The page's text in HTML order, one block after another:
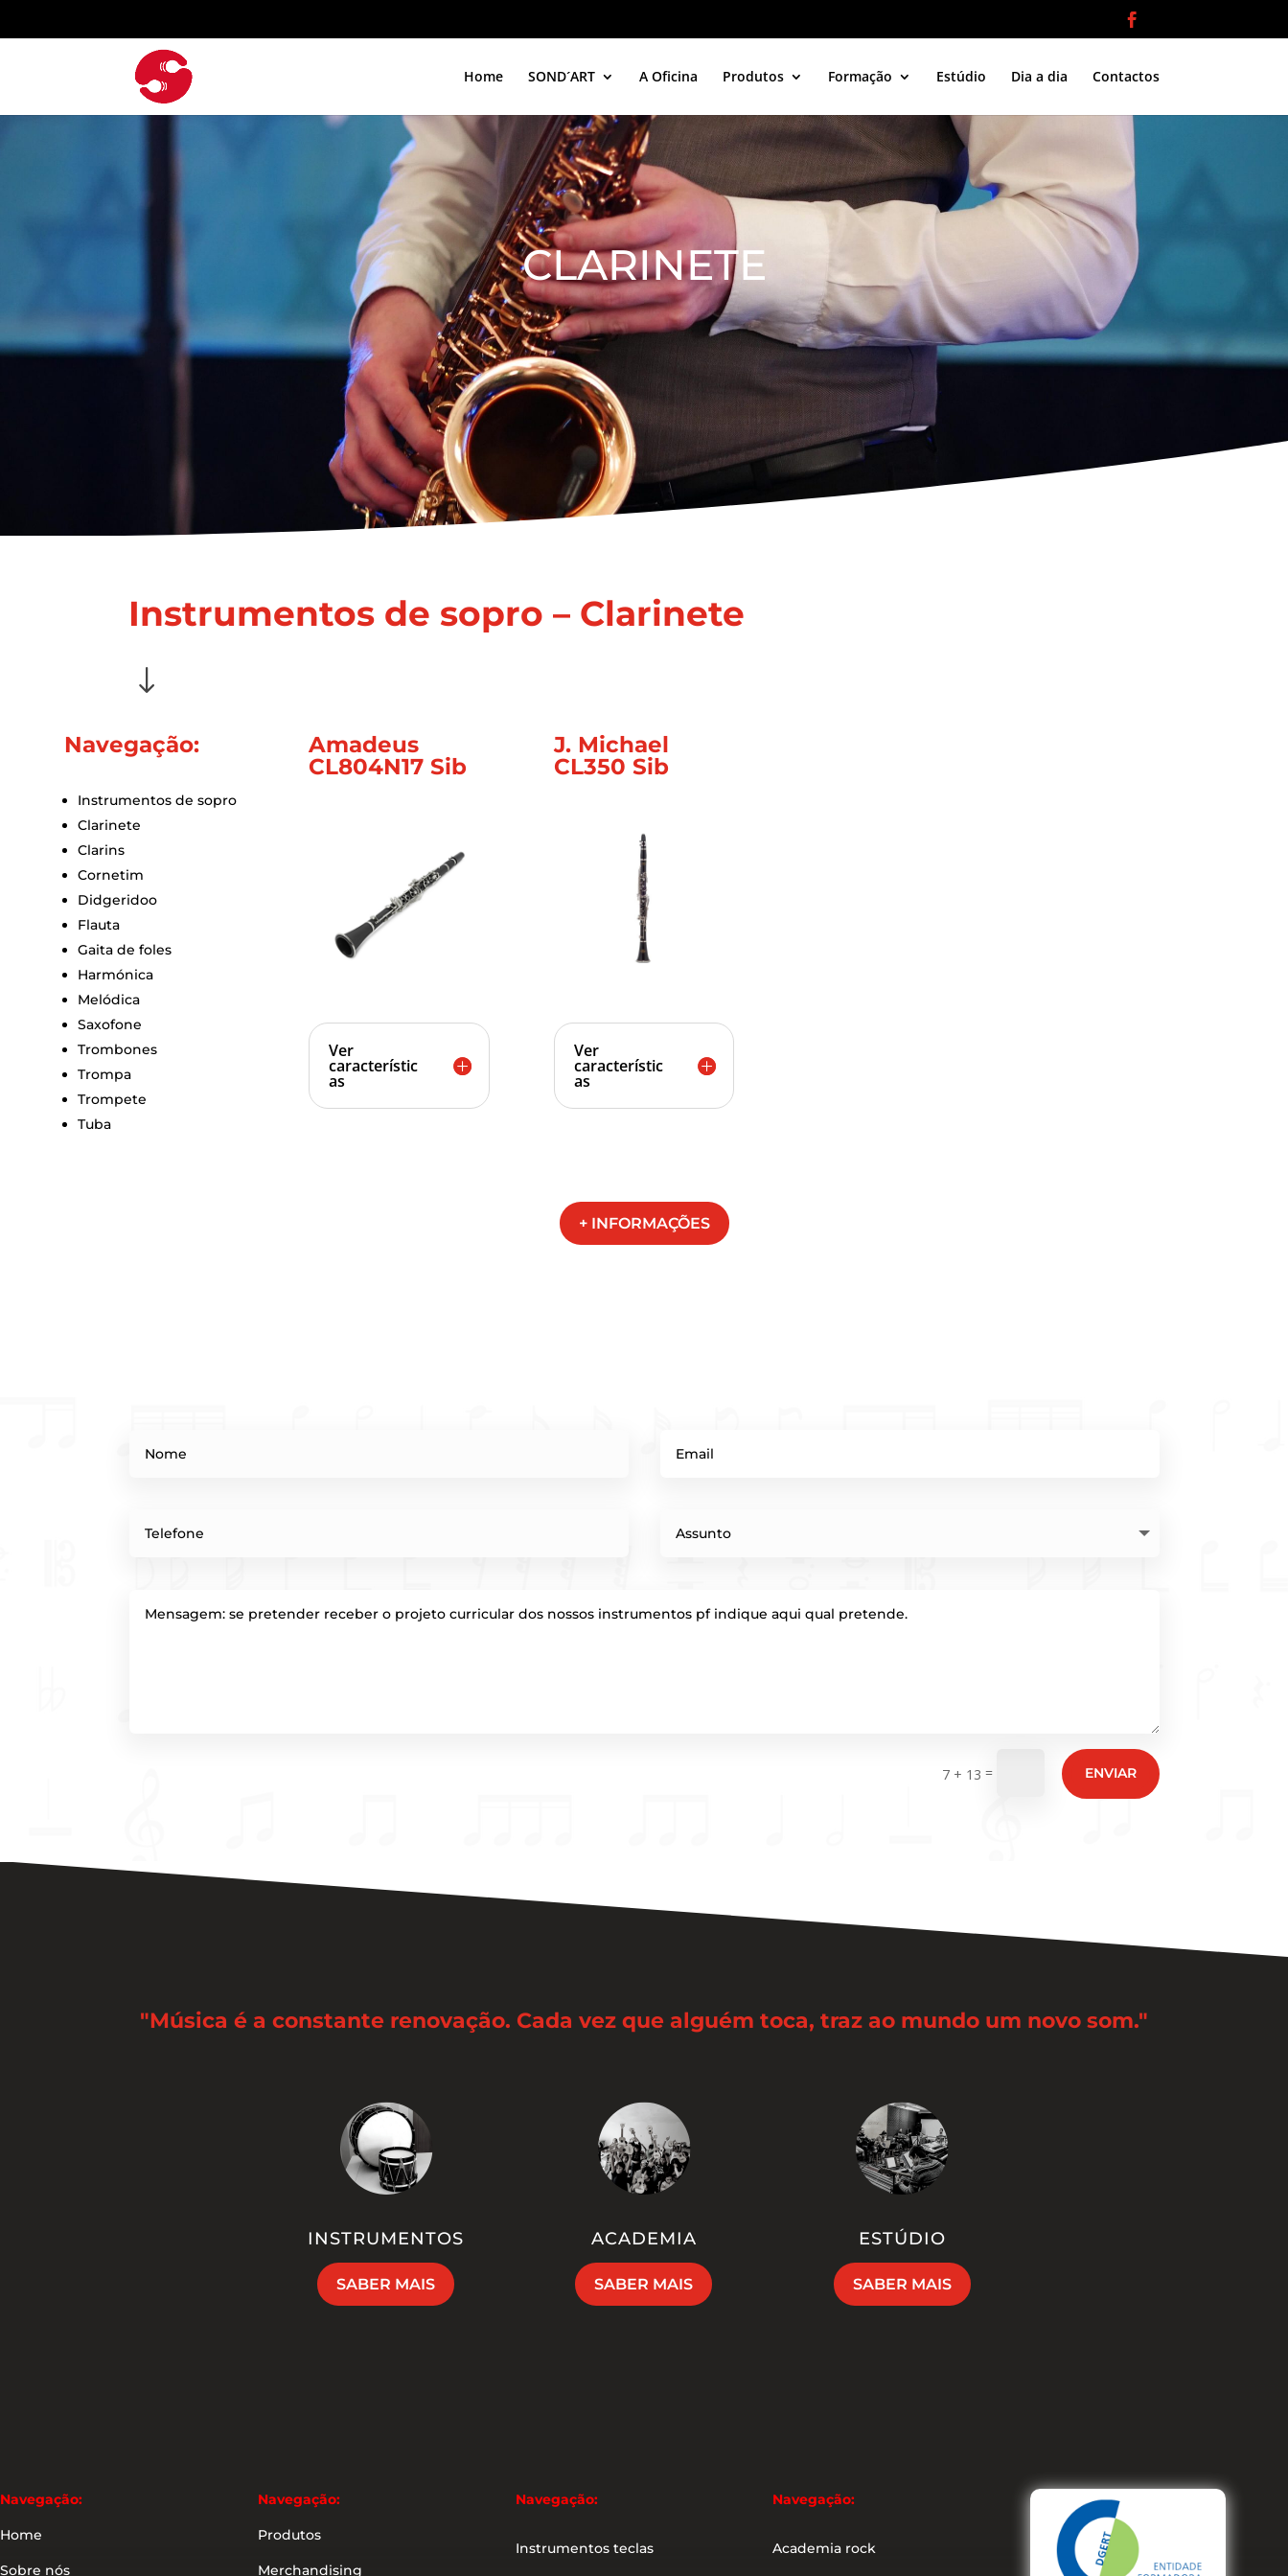
Home SOND´ART A Oficina Produtos Formação Estúdio Dia a dia Contactos
CLARINETE
Instrumentos de sopro – Clarinete
"
Navegação:
Instrumentos de sopro
Clarinete
Clarins
Cornetim
Didgeridoo
Flauta
Gaita de foles
Harmónica
Melódica
Saxofone
Trombones
Trompa
Trompete
Tuba
Amadeus
CL804N17 Sib
Ver
característic
as
J. Michael
CL350 Sib
Ver
característic
as
+ INFORMAÇÕES
7 + 13 = ENVIAR
"Música é a constante renovação. Cada vez que alguém toca, traz ao mundo um novo som."
INSTRUMENTOS
SABER MAIS
ACADEMIA
SABER MAIS
ESTÚDIO
SABER MAIS
Navegação:
Home
Sobre nós
Navegação:
Produtos
Merchandising
Navegação:
Instrumentos teclas
Navegação:
Academia rock